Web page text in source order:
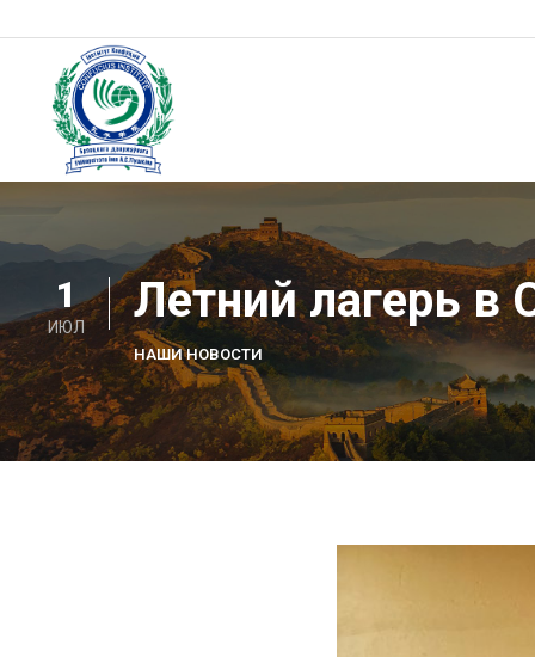
to
content
1
ИЮЛ Летний лагерь
НАШИ НОВОСТИ